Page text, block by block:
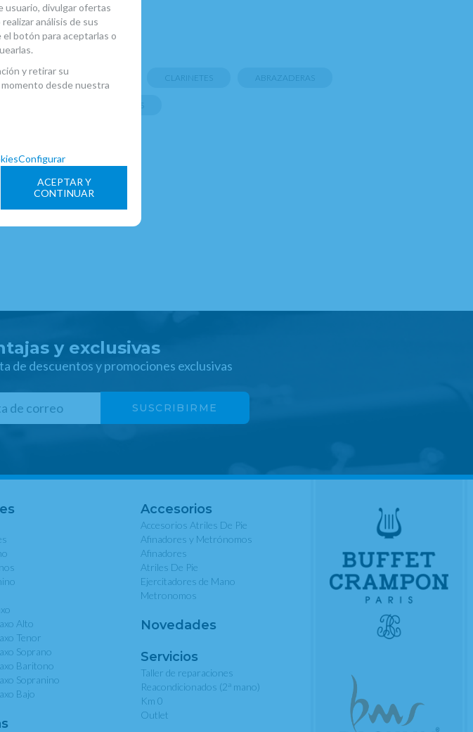
RELACIONADAS
ACCESORIOS CLARINETE SIB CLARINETES ABRAZADERAS
y exclusivas
de descuentos y promociones exclusivas
Alto
Tenor
Soprano
Baritono
Sopranino
Bajo
Accesorios
Accesorios Atriles De Pie
Afinadores y Metrónomos
Afinadores
Atriles De Pie
Ejercitadores de Mano
Metronomos
Novedades
Servicios
Taller de reparaciones
Reacondicionados (2a mano)
Km 0
Outlet
usuario, divulgar ofertas
análisis de sus
botón para aceptarlas o
y retirar su
desde nuestra
Configurar
ACEPTAR Y
CONTINUAR